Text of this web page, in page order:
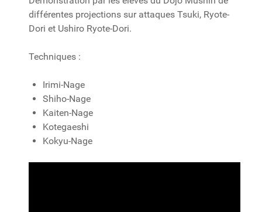
différentes projections sur attaques Tsuki, Ryote-
Dori et Ushiro Ryote-Dori.
Techniques :
Irimi-Nage
Shiho-Nage
Kaiten-Nage
Kotegaeshi
Kokyu-Nage